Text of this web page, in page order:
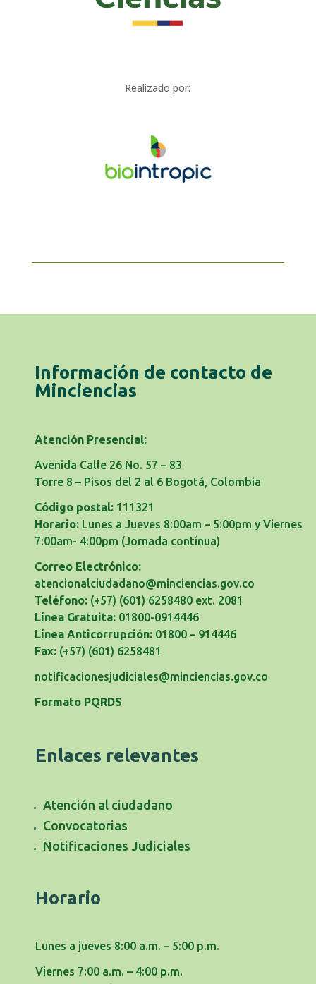
Realizado por:
Información de contacto de
Minciencias
Atención Presencial:
Avenida Calle 26 No. 57 – 83
Torre 8 – Pisos del 2 al 6 Bogotá, Colombia
Código postal:111321
Horario:Lunes a Jueves 8:00am – 5:00pm y Viernes
7:00am- 4:00pm (Jornada contínua)
Correo Electrónico:
atencionalciudadano@minciencias.gov.co
Teléfono:(+57) (601) 6258480 ext. 2081
Línea Gratuita:01800-0914446
Línea Anticorrupción:01800 – 914446
Fax:(+57) (601) 6258481
notificacionesjudiciales@minciencias.gov.co
Formato PQRDS
Enlaces relevantes
Atención al ciudadano
Convocatorias
Notificaciones Judiciales
Horario
Lunes a jueves 8:00 a.m. – 5:00 p.m.
Viernes 7:00 a.m. – 4:00 p.m.